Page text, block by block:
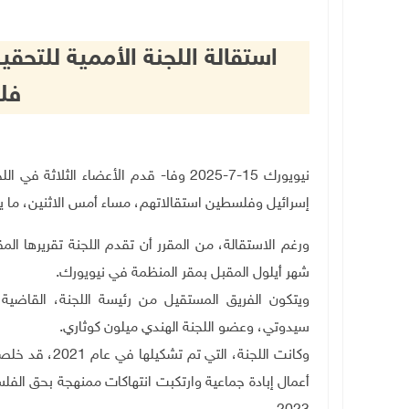
استقالة اللجنة الأممية
نيويورك 15-7-2025 وفا- قدم الأعضاء
إسرائيل وفلسطين استقالاتهم، مساء أمس الاثنين،
ورغم الاستقالة، من المقرر أن تقدم اللجنة تقريرها
شهر أيلول المقبل بمقر المنظمة في نيويورك.
ويتكون الفريق المستقيل من رئيسة اللجنة،
سيدوتي، وعضو اللجنة الهندي ميلون كوثاري.
وكانت
أعمال إبادة جماعية وارتكبت انتهاكات ممنهجة بحق